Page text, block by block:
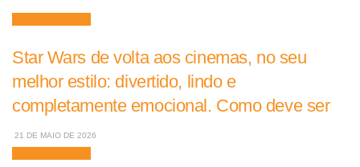
Star Wars de volta aos cinemas, no seu
melhor estilo: divertido, lindo e
completamente emocional. Como deve ser
21 DE MAIO DE 2026